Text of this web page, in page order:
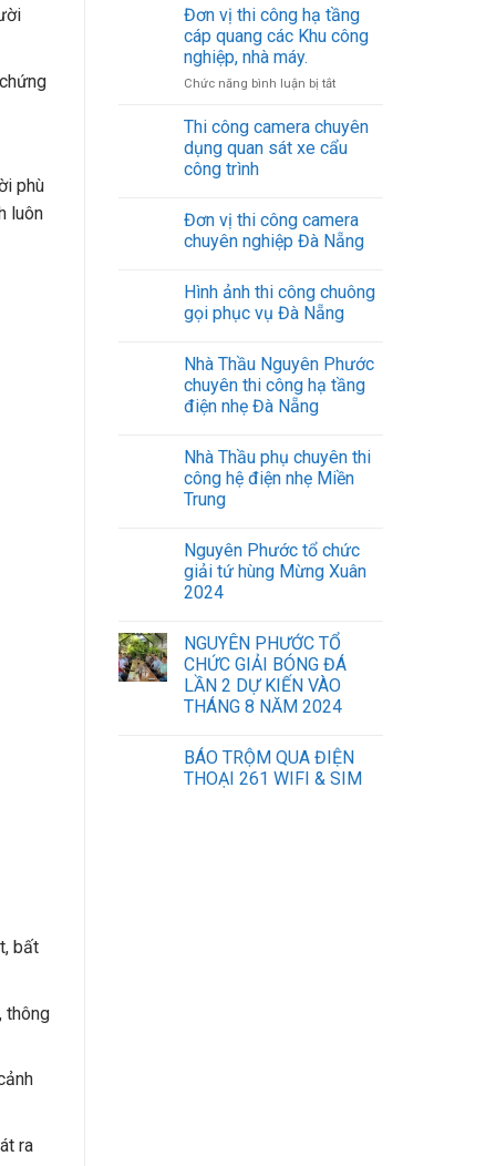
phù
luôn
bất
thông
ra
công
phòng
học
minh
Nẵng
Đơn vị thi công hạ tầng
cáp quang các Khu công
nghiệp, nhà máy.
Chức năng bình luận bị tắtở
vị
thi
công
cáp
quang
các
công
nghiệp,
Thi công camera chuyên
dụng quan sát xe cẩu
công trình
Đơn vị thi công camera
chuyên nghiệp Đà Nẵng
Hình ảnh thi công chuông
gọi phục vụ Đà Nẵng
Nhà Thầu Nguyên Phước
chuyên thi công hạ tầng
điện nhẹ Đà Nẵng
Nhà Thầu phụ chuyên thi
công hệ điện nhẹ Miền
Trung
Nguyên Phước tổ chức
giải tứ hùng Mừng Xuân
2024
NGUYÊN PHƯỚC TỔ
CHỨC GIẢI BÓNG ĐÁ
LẦN 2 DỰ KIẾN VÀO
THÁNG 8 NĂM 2024
BÁO TRỘM QUA ĐIỆN
THOẠI 261 WIFI & SIM